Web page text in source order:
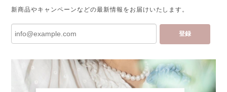
新商品やキャンペーンなどの最新情報をお届けいたします。
登録